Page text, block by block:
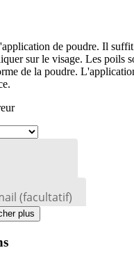
de poudre. Il
sur le visage. Les poils
de la poudre.
(facultatif)
Fermer le formulaire
erronées
plus